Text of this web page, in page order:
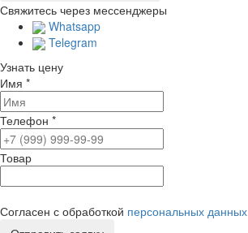
Свяжитесь через мессенджеры
Whatsapp
Telegram
Узнать цену
Имя *
Телефон *
Товар
Согласен с обработкой персональных данных